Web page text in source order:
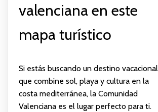
valenciana en este
mapa turístico
Si estás buscando un destino vacacional
que combine sol, playa y cultura en la
costa mediterránea, la Comunidad
Valenciana es el lugar perfecto para ti.